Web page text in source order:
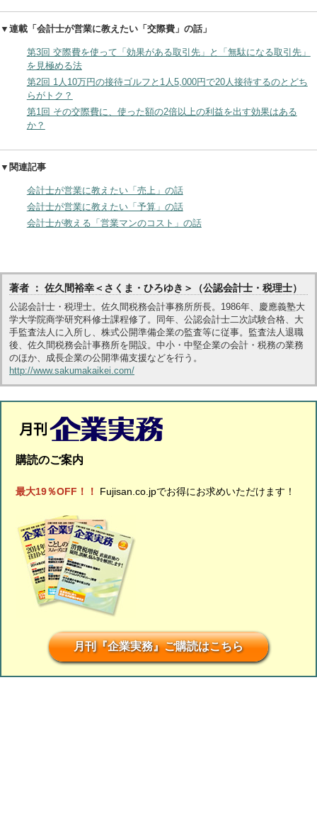
▼連載「会計士が営業に教えたい「交際費」の話」
第3回 交際費を使って「効果がある取引先」と「無駄になる取引先」
を見極める法
第2回 1人10万円の接待ゴルフと1人5,000円で20人接待するのとどち
らがトク？
第1回 その交際費に、使った額の2倍以上の利益を出す効果はある
か？
▼関連記事
会計士が営業に教えたい「売上」の話
会計士が営業に教えたい「予算」の話
会計士が教える「営業マンのコスト」の話
著者 ： 佐久間裕幸＜さくま・ひろゆき＞（公認会計士・税理士）
公認会計士・税理士。佐久間税務会計事務所所長。1986年、慶應義塾大
学大学院商学研究科修士課程修了。同年、公認会計士二次試験合格、大
手監査法人に入所し、株式公開準備企業の監査等に従事。監査法人退職
後、佐久間税務会計事務所を開設。中小・中堅企業の会計・税務の業務
のほか、成長企業の公開準備支援などを行う。
http://www.sakumakaikei.com/
購読のご案内
最大19％OFF！！ Fujisan.co.jpでお得にお求めいただけます！
月刊『企業実務』ご購読はこちら